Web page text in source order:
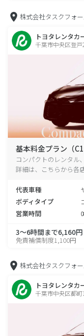
株式会社タスクフォ
トヨタレンタカ
千葉市中央区登
基本料金プラン（C1
コンパクトのレンタル
詳細は、こちらから各
代表車種
ボディタイプ
営業時間
3～6時間まで6,160円
免責補償制度1,100円
株式会社タスクフォ
トヨタレンタカ
千葉市中央区都町